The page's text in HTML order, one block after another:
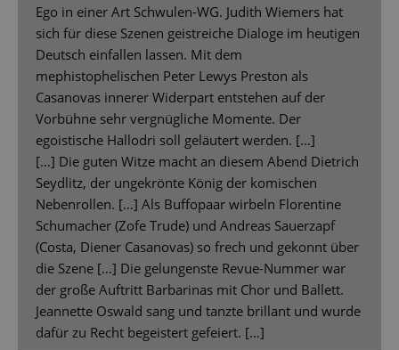
Ego in einer Art Schwulen-WG. Judith Wiemers hat
sich für diese Szenen geistreiche Dialoge im heutigen
Deutsch einfallen lassen. Mit dem
mephistophelischen Peter Lewys Preston als
Casanovas innerer Widerpart entstehen auf der
Vorbühne sehr vergnügliche Momente. Der
egoistische Hallodri soll geläutert werden. […]
[…] Die guten Witze macht an diesem Abend Dietrich
Seydlitz, der ungekrönte König der komischen
Nebenrollen. […] Als Buffopaar wirbeln Florentine
Schumacher (Zofe Trude) und Andreas Sauerzapf
(Costa, Diener Casanovas) so frech und gekonnt über
die Szene […] Die gelungenste Revue-Nummer war
der große Auftritt Barbarinas mit Chor und Ballett.
Jeannette Oswald sang und tanzte brillant und wurde
dafür zu Recht begeistert gefeiert. […]